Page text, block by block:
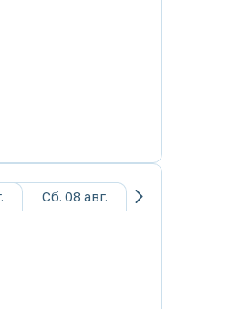
Сб. 08 авг.